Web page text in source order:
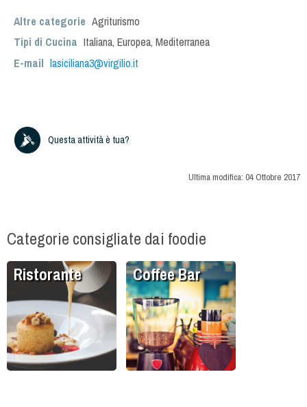
Altre categorie Agriturismo
Tipi di Cucina Italiana, Europea, Mediterranea
E-mail lasiciliana3@virgilio.it
Questa attività è tua?
Ultima modifica: 04 Ottobre 2017
Categorie consigliate dai foodie
Ristorante Coffee Bar